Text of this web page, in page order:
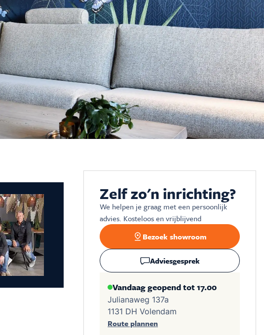
Zelf zo'n inrichting?
We helpen je graag met een persoonlijk
advies. Kosteloos en vrijblijvend
Bezoek showroom
Adviesgesprek
Vandaag geopend tot 17.00
Julianaweg 137a
1131 DH Volendam
Route plannen